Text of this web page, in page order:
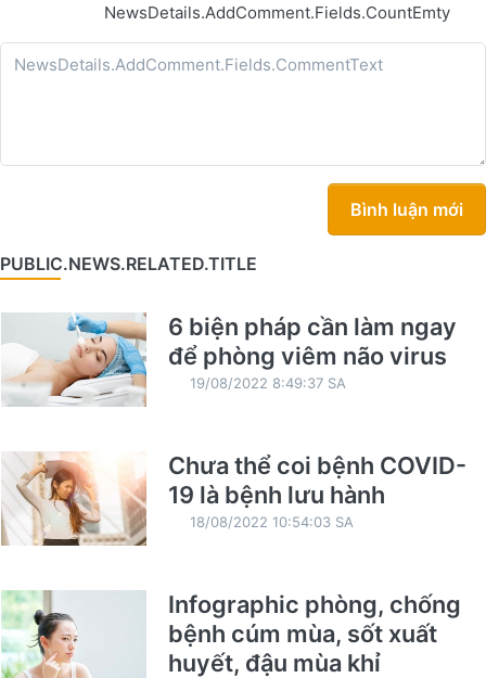
NewsDetails.AddComment.Fields.CountEmty
Bình luận mới
PUBLIC.NEWS.RELATED.TITLE
6 biện pháp cần làm ngay
để phòng viêm não virus
19/08/2022 8:49:37 SA
Chưa thể coi bệnh COVID-
19 là bệnh lưu hành
18/08/2022 10:54:03 SA
Infographic phòng, chống
bệnh cúm mùa, sốt xuất
huyết, đậu mùa khỉ